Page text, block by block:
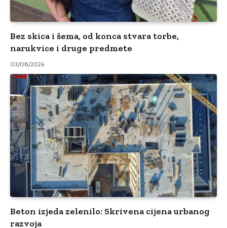
Bez skica i šema, od konca stvara torbe,
narukvice i druge predmete
03/08/2026
Beton izjeda zelenilo: Skrivena cijena urbanog
razvoja